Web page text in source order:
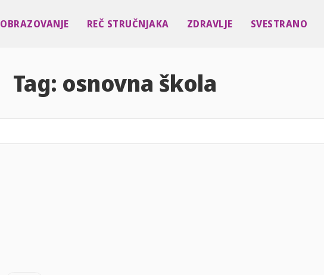
OBRAZOVANJE REČ STRUČNJAKA ZDRAVLJE SVESTRANO
Tag: osnovna škola